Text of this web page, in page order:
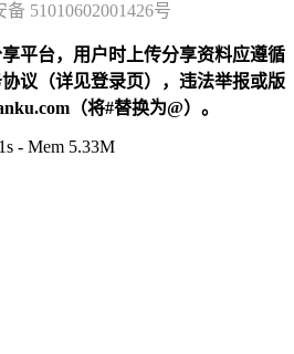
备 51010602001426号
平台，用户时上传分享资料应遵循
议（详见登录页），违法举报或版
（将#替换为@）。
- Mem 5.33M